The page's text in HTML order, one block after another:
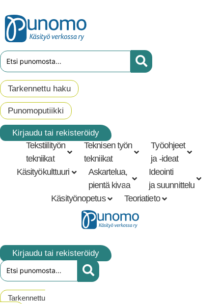
Tarkennettu haku
Punomoputiikki
Kirjaudu tai rekisteröidy
Tekstiilityön
tekniikat
Teknisen työn
tekniikat
Työohjeet
ja -ideat
Käsityökulttuuri
Askartelua,
pientä kivaa
Ideointi
ja suunnittelu
Käsityönopetus
Teoriatieto
Kirjaudu tai rekisteröidy
Tarkennettu